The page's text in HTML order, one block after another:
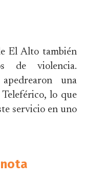
El Alto también
de violencia.
una
lo que
servicio en uno